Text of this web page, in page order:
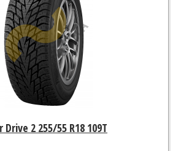
2 255/55 R18 109T